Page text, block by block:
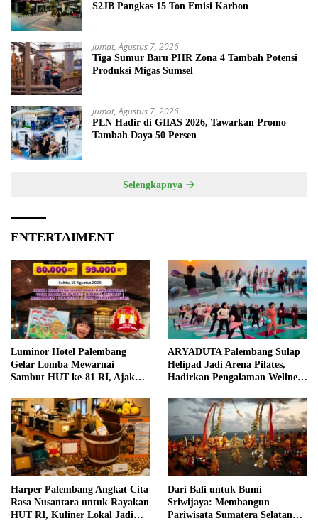
S2JB Pangkas 15 Ton Emisi Karbon
Jumat, Agustus 7, 2026
Tiga Sumur Baru PHR Zona 4 Tambah Potensi
Produksi Migas Sumsel
Jumat, Agustus 7, 2026
PLN Hadir di GIIAS 2026, Tawarkan Promo
Tambah Daya 50 Persen
Selengkapnya
ENTERTAIMENT
Luminor Hotel Palembang
Gelar Lomba Mewarnai
Sambut HUT ke-81 RI, Ajak
ARYADUTA Palembang Sulap
Helipad Jadi Arena Pilates,
Hadirkan Pengalaman Wellness
Harper Palembang Angkat Cita
Rasa Nusantara untuk Rayakan
HUT RI, Kuliner Lokal Jadi
Dari Bali untuk Bumi
Sriwijaya: Membangun
Pariwisata Sumatera Selatan